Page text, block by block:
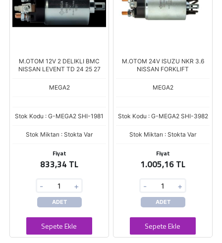
M.OTOM 12V 2 DELIKLI BMC
NISSAN LEVENT TD 24 25 27
MEGA2
Stok Kodu : G-MEGA2 SHI-1981
Stok Miktarı : Stokta Var
Fiyat
833,34 TL
- +
ADET
Sepete Ekle
M.OTOM 24V ISUZU NKR 3.6
NISSAN FORKLIFT
MEGA2
Stok Kodu : G-MEGA2 SHI-3982
Stok Miktarı : Stokta Var
Fiyat
1.005,16 TL
- +
ADET
Sepete Ekle